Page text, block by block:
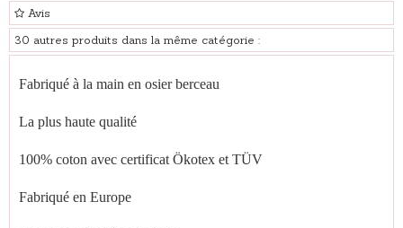
Avis
30 autres produits dans la même catégorie :
Fabriqué à la main en osier berceau
La plus haute qualité
100% coton avec certificat Ökotex et TÜV
Fabriqué en Europe